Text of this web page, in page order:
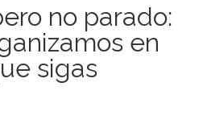
no parado:
en
sigas